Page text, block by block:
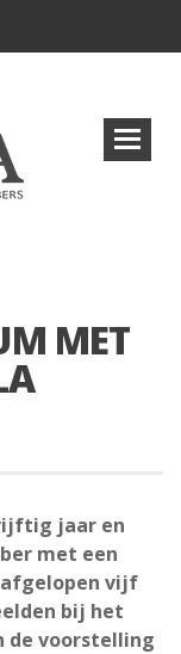
MET
jaar en
met een
afgelopen vijf
bij het
de voorstelling